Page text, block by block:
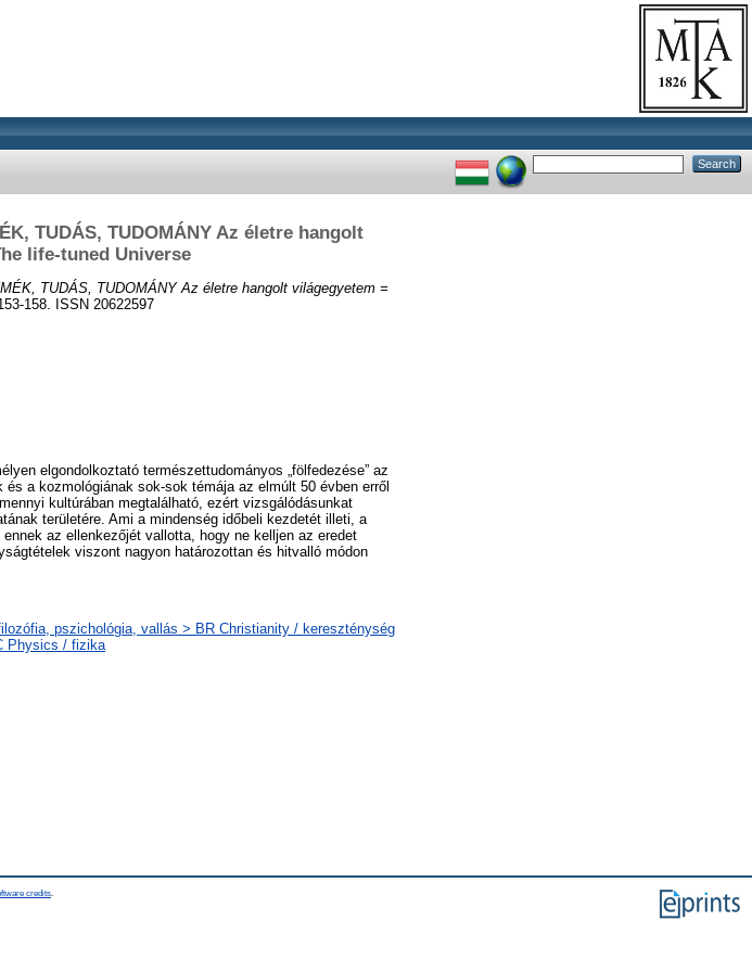
TUDÁS, TUDOMÁNY Az életre hangolt
life-tuned Universe
TUDÁS, TUDOMÁNY Az életre hangolt világegyetem =
158. ISSN 20622597
elgondolkoztató természettudományos „fölfedezése” az
a kozmológiának sok-sok témája az elmúlt 50 évben erről
kultúrában megtalálható, ezért vizsgálódásunkat
területére. Ami a mindenség időbeli kezdetét illeti, a
az ellenkezőjét vallotta, hogy ne kelljen az eredet
viszont nagyon határozottan és hitvalló módon
pszichológia, vallás > BR Christianity / kereszténység
Physics / fizika
credits